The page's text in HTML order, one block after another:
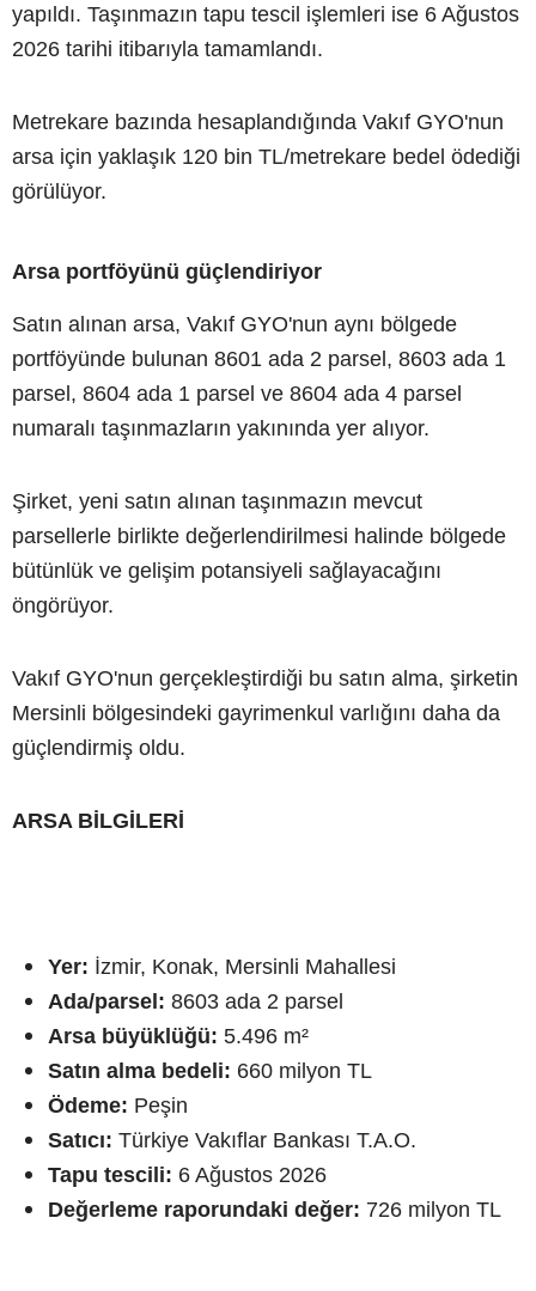
yapıldı. Taşınmazın tapu tescil işlemleri ise 6 Ağustos
2026 tarihi itibarıyla tamamlandı.
Metrekare bazında hesaplandığında Vakıf GYO'nun
arsa için yaklaşık 120 bin TL/metrekare bedel ödediği
görülüyor.
Arsa portföyünü güçlendiriyor
Satın alınan arsa, Vakıf GYO'nun aynı bölgede
portföyünde bulunan 8601 ada 2 parsel, 8603 ada 1
parsel, 8604 ada 1 parsel ve 8604 ada 4 parsel
numaralı taşınmazların yakınında yer alıyor.
Şirket, yeni satın alınan taşınmazın mevcut
parsellerle birlikte değerlendirilmesi halinde bölgede
bütünlük ve gelişim potansiyeli sağlayacağını
öngörüyor.
Vakıf GYO'nun gerçekleştirdiği bu satın alma, şirketin
Mersinli bölgesindeki gayrimenkul varlığını daha da
güçlendirmiş oldu.
ARSA BİLGİLERİ
Yer: İzmir, Konak, Mersinli Mahallesi
Ada/parsel: 8603 ada 2 parsel
Arsa büyüklüğü: 5.496 m²
Satın alma bedeli: 660 milyon TL
Ödeme: Peşin
Satıcı: Türkiye Vakıflar Bankası T.A.O.
Tapu tescili: 6 Ağustos 2026
Değerleme raporundaki değer: 726 milyon TL